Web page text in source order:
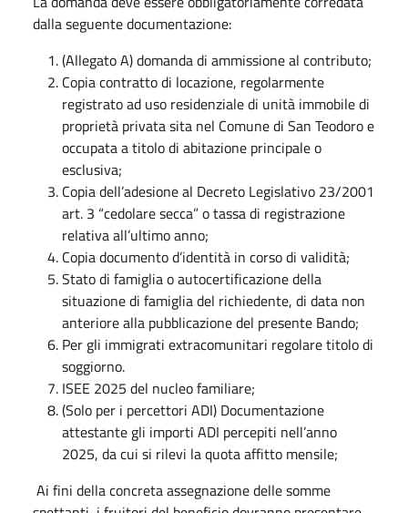
dalla seguente documentazione:
(Allegato A) domanda di ammissione al contributo;
Copia contratto di locazione, regolarmente
registrato ad uso residenziale di unità immobile di
proprietà privata sita nel Comune di San Teodoro e
occupata a titolo di abitazione principale o
esclusiva;
Copia dell’adesione al Decreto Legislativo 23/2001
art. 3 “cedolare secca” o tassa di registrazione
relativa all’ultimo anno;
Copia documento d’identità in corso di validità;
Stato di famiglia o autocertificazione della
situazione di famiglia del richiedente, di data non
anteriore alla pubblicazione del presente Bando;
Per gli immigrati extracomunitari regolare titolo di
soggiorno.
ISEE 2025 del nucleo familiare;
(Solo per i percettori ADI) Documentazione
attestante gli importi ADI percepiti nell’anno
2025, da cui si rilevi la quota affitto mensile;
Ai fini della concreta assegnazione delle somme